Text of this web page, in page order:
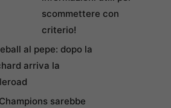
scommettere con
criterio!
al pepe: dopo la
arriva la
sarebbe